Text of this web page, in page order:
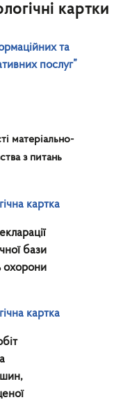
картки
та
послуг”
матеріально-
з питань
картка
бази
охорони
картка